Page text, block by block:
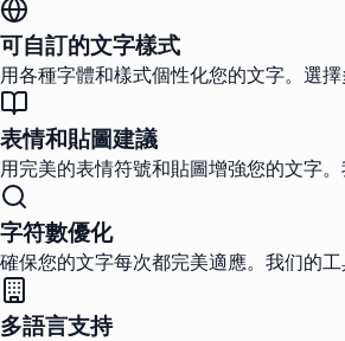
可自訂的文字樣式
用各種字體和樣式個性化您的文字。選
表情和貼圖建議
用完美的表情符號和貼圖增強您的文字
字符數優化
確保您的文字每次都完美適應。我们的
多語言支持